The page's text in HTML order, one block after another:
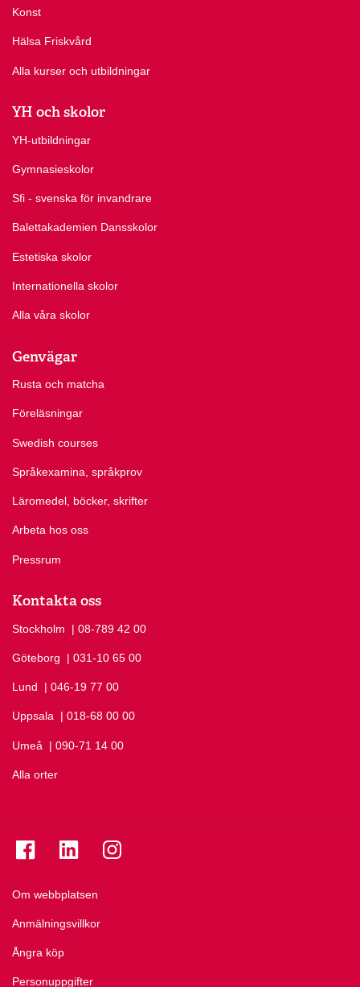
Konst
Hälsa Friskvård
Alla kurser och utbildningar
YH och skolor
YH-utbildningar
Gymnasieskolor
Sfi - svenska för invandrare
Balettakademien Dansskolor
Estetiska skolor
Internationella skolor
Alla våra skolor
Genvägar
Rusta och matcha
Föreläsningar
Swedish courses
Språkexamina, språkprov
Läromedel, böcker, skrifter
Arbeta hos oss
Pressrum
Kontakta oss
Stockholm Ring Stockholm på
| 08-789 42 00
Göteborg Ring Göteborg på
| 031-10 65 00
Lund Ring Lund på
| 046-19 77 00
Uppsala Ring Uppsala på
| 018-68 00 00
Umeå Ring Umeå på
| 090-71 14 00
Alla orter
Om webbplatsen
Anmälningsvillkor
Ångra köp
Personuppgifter
Se folkuniversitetet på Facebook
Se folkuniversitetet på LinkedIn